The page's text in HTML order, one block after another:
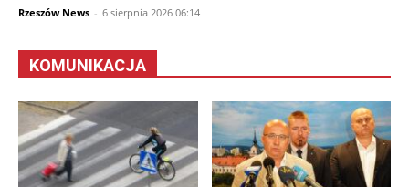
Rzeszów News - 6 sierpnia 2026 06:14
KOMUNIKACJA